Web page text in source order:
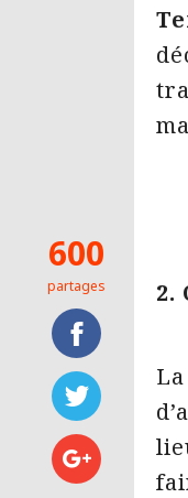
2.
600
partages